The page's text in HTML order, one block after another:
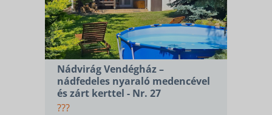
Nádvirág Vendégház –
nádfedeles nyaraló medencével
és zárt kerttel - Nr. 27
???